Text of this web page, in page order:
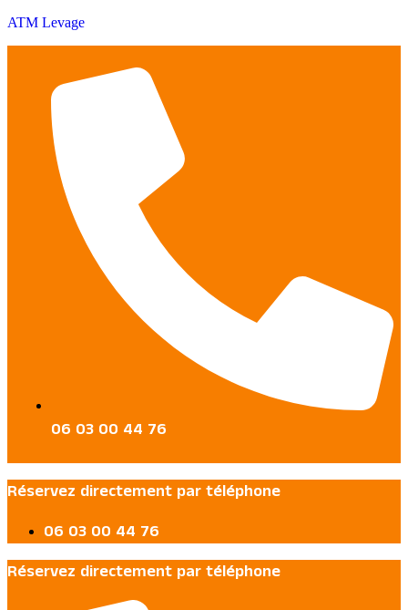
ATM Levage
06 03 00 44 76
Réservez directement par téléphone
06 03 00 44 76
Réservez directement par téléphone